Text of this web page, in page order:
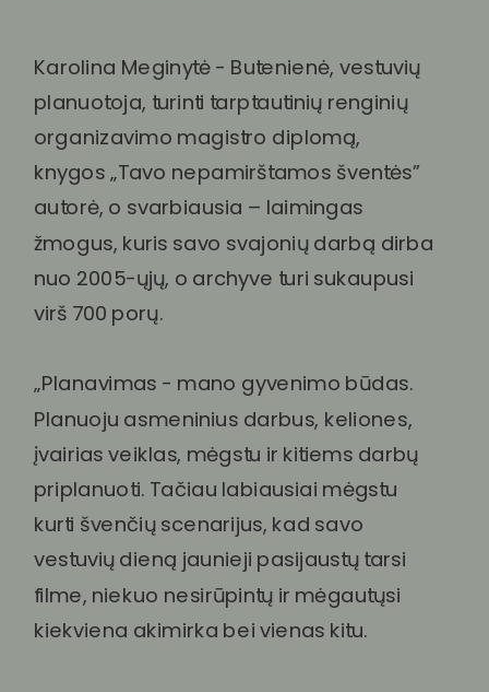
Karolina Meginytė - Butenienė, vestuvių
planuotoja, turinti tarptautinių renginių
organizavimo magistro diplomą,
knygos „Tavo nepamirštamos šventės”
autorė, o svarbiausia – laimingas
žmogus, kuris savo svajonių darbą dirba
nuo 2005-ųjų, o archyve turi sukaupusi
virš 700 porų.
„Planavimas - mano gyvenimo būdas.
Planuoju asmeninius darbus, keliones,
įvairias veiklas, mėgstu ir kitiems darbų
priplanuoti. Tačiau labiausiai mėgstu
kurti švenčių scenarijus, kad savo
vestuvių dieną jaunieji pasijaustų tarsi
filme, niekuo nesirūpintų ir mėgautųsi
kiekviena akimirka bei vienas kitu.